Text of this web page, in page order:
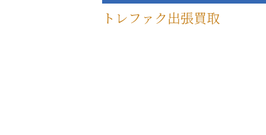
トレファク出張買取